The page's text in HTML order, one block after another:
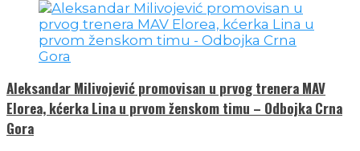
Aleksandar Milivojević promovisan u prvog trenera MAV
Elorea, kćerka Lina u prvom ženskom timu – Odbojka Crna
Gora